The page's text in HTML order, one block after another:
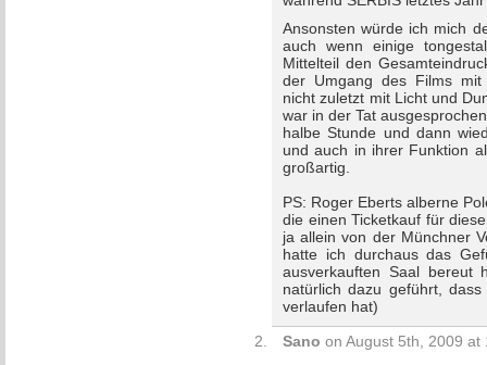
Ansonsten würde ich mich
auch wenn einige
Mittelteil den
der Umgang des Films mit
nicht zuletzt mit Licht und
war in der Tat
halbe Stunde und dann
und auch in ihrer Funktion
großartig.
PS: Roger Eberts alberne
die einen Ticketkauf für
ja allein von der Münchner
hatte ich durchaus das
ausverkauften Saal
natürlich dazu geführt,
verlaufen hat)
Sano on August 5th, 2009 at